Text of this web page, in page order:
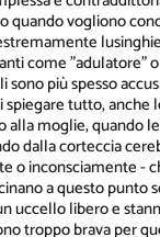
vogliono
come "adulatore"
più spesso
tutto,
moglie, quando
dalla corteccia
o inconsciamente -
a questo punto
uccello libero e
troppo brava per